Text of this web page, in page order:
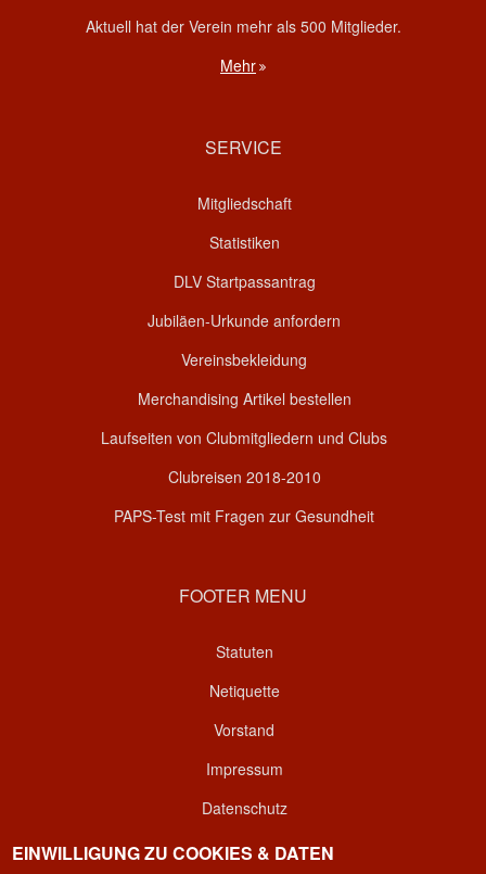
Aktuell hat der Verein mehr als 500 Mitglieder.
Mehr
SERVICE
Mitgliedschaft
Statistiken
DLV Startpassantrag
Jubiläen-Urkunde anfordern
Vereinsbekleidung
Merchandising Artikel bestellen
Laufseiten von Clubmitgliedern und Clubs
Clubreisen 2018-2010
PAPS-Test mit Fragen zur Gesundheit
FOOTER MENU
Statuten
Netiquette
Vorstand
Impressum
Datenschutz
Kontakt
EINWILLIGUNG ZU COOKIES & DATEN